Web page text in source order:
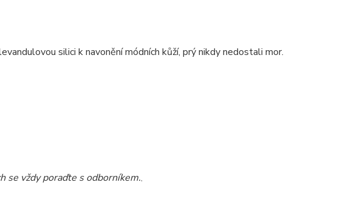
silici k navonění módních kůží, prý nikdy nedostali mor.
se vždy poraďte s odborníkem.,